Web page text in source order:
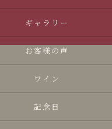
ギャラリー
お客様の声
ワイン
記念日